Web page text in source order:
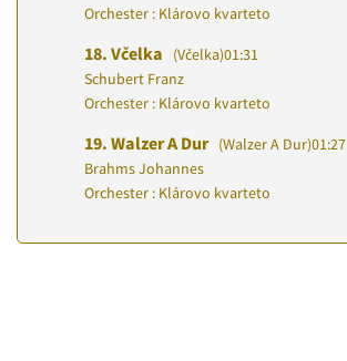
Orchester : Klárovo kvarteto
18. Včelka (Včelka)01:31
Schubert Franz
Orchester : Klárovo kvarteto
19. Walzer A Dur (Walzer A Dur)01:27
Brahms Johannes
Orchester : Klárovo kvarteto